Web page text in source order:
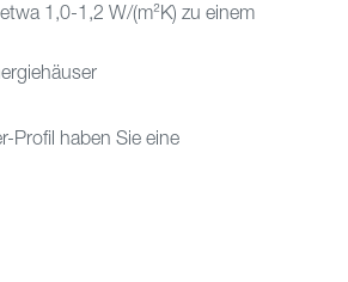
1,0-1,2 W/(m²K) zu einem
Profil haben Sie eine